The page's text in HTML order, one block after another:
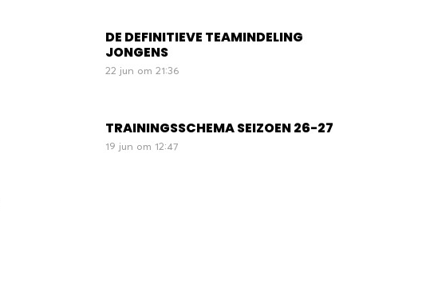
DE DEFINITIEVE TEAMINDELING
JONGENS
22 jun om 21:36
TRAININGSSCHEMA SEIZOEN 26-27
19 jun om 12:47